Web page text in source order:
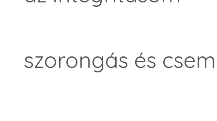
szorongás és